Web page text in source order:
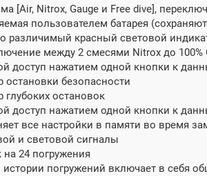
[Air, Nitrox, Gauge и Free dive],
пользователем батарея
различимый красный световой
между 2 смесями Nitrox до 100%
доступ нажатием одной кнопки к
остановки безопасности
глубоких остановок
доступ нажатием одной кнопки к
все настройки в памяти во время
и световой сигналы
на 24 погружения
погружений включает в себя